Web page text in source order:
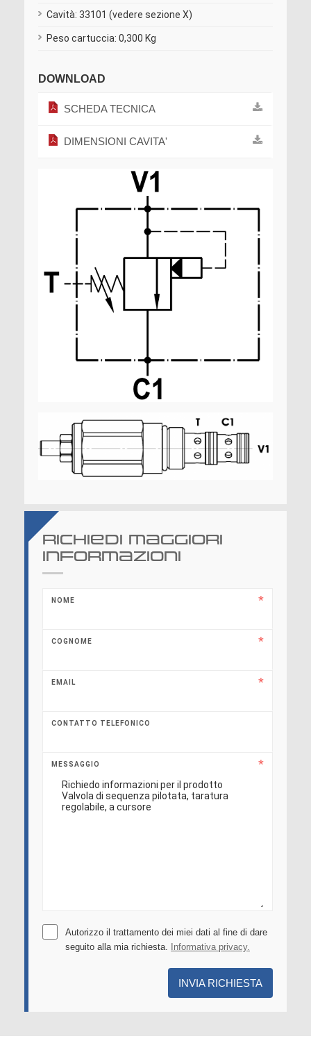
Cavità: 33101 (vedere sezione X)
Peso cartuccia: 0,300 Kg
DOWNLOAD
SCHEDA TECNICA
DIMENSIONI CAVITA'
Richiedi maggiori
informazioni
NOME
COGNOME
EMAIL
CONTATTO TELEFONICO
MESSAGGIO
Autorizzo il trattamento dei miei dati al fine di dare
seguito alla mia richiesta. Informativa privacy.
INVIA RICHIESTA